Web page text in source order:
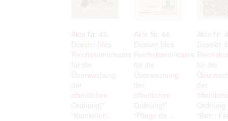
Akte Nr. 43.
Dossier [des
Reichskommissars
für die
Überwachung
der
öffentlichen
Ordnung]*
“Komintern...
Akte Nr. 44.
Dossier [des
Reichskommissars
für die
Überwachung
der
öffentlichen
Ordnung]*
“Pflege de...
Akte Nr.
Dossier
für die
der
Ordnung
“Betr.: